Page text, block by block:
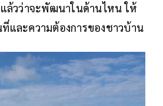
ล้วว่าจะพัฒนาในด้านไหน ให้
และความต้องการของชาวบ้าน